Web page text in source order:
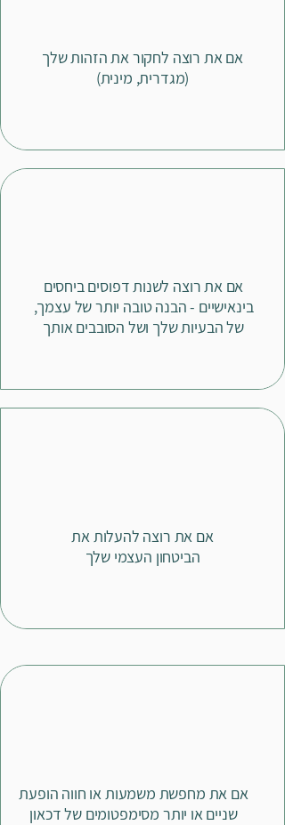
אם את רוצה לחקור את הזהות שלך
(מגדרית, מינית)
אם את רוצה לשנות דפוסים ביחסים
בינאישיים - הבנה טובה יותר של עצמך,
של הבעיות שלך ושל הסובבים אותך
אם את רוצה להעלות את
הביטחון העצמי שלך
אם את מחפשת משמעות או חווה הופעת
שניים או יותר מסימפטומים של דכאון